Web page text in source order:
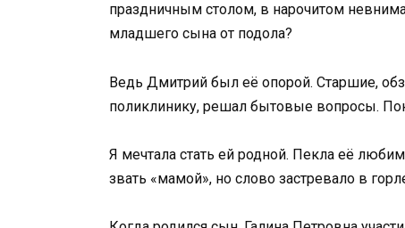
праздничным столом, в нарочитом
младшего сына от подола?
Ведь Дмитрий был её опорой. Старшие,
поликлинику, решал бытовые вопросы.
Я мечтала стать ей родной. Пекла её
звать «мамой», но слово застревало в